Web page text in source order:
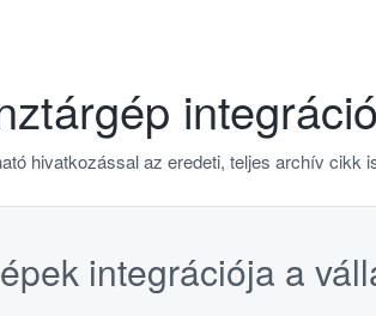
hivatkozással az eredeti, teljes archív cikk
integrációja a